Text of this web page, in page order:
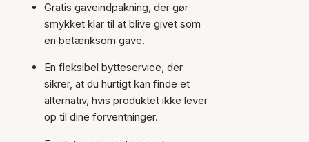
Gratis gaveindpakning, der gør
smykket klar til at blive givet som
en betænksom gave.
En fleksibel bytteservice, der
sikrer, at du hurtigt kan finde et
alternativ, hvis produktet ikke lever
op til dine forventninger.